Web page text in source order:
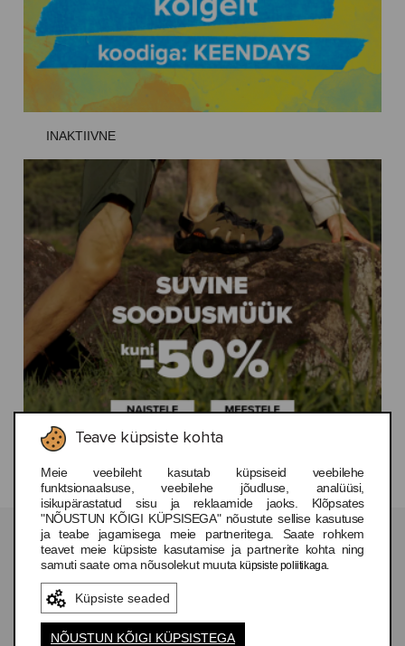
Teave küpsiste kohta
Meie veebileht kasutab küpsiseid veebilehe
funktsionaalsuse, veebilehe jõudluse, analüüsi,
isikupärastatud sisu ja reklaamide jaoks. Klõpsates
"NÕUSTUN KÕIGI KÜPSISEGA" nõustute sellise kasutuse
ja teabe jagamisega meie partneritega. Saate rohkem
teavet meie küpsiste kasutamise ja partnerite kohta ning
samuti saate oma nõusolekut muutaküpsiste poliitikaga.
Küpsiste seaded
NÕUSTUN KÕIGI KÜPSISTEGA
INAKTIIVNE
INAKTIIVNE